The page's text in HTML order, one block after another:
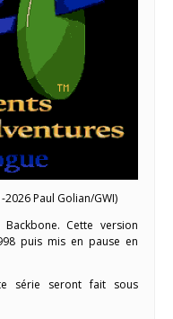
2026 Paul Golian/GWI)
Cette version
puis mis en pause en
série seront fait sous